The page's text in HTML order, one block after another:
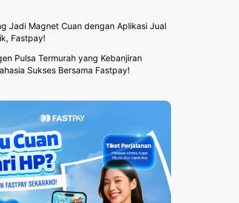
Jadi Magnet Cuan dengan Aplikasi Jual
Fastpay!
Pulsa Termurah yang Kebanjiran
Sukses Bersama Fastpay!